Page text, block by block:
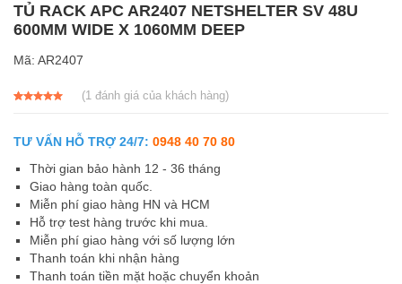
TỦ RACK APC AR2407 NETSHELTER SV 48U
600MM WIDE X 1060MM DEEP
Mã: AR2407
đánh giá
(1đánh giá của khách hàng)
TƯ VẤN HỖ TRỢ 24/7: 0948 40 70 80
Thời gian bảo hành 12 - 36 tháng
Giao hàng toàn quốc.
Miễn phí giao hàng HN và HCM
Hỗ trợ test hàng trước khi mua.
Miễn phí giao hàng với số lượng lớn
Thanh toán khi nhận hàng
Thanh toán tiền mặt hoặc chuyển khoản